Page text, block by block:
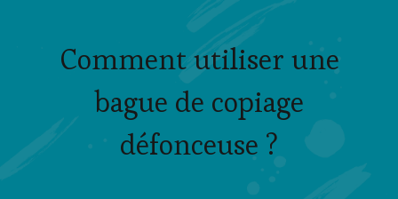
Comment utiliser une
bague de copiage
défonceuse ?